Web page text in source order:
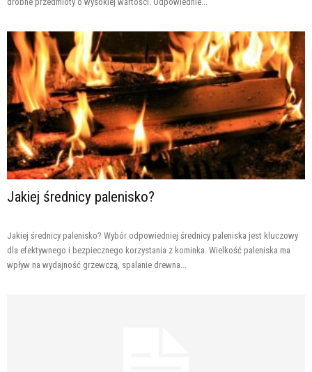
Jakiej średnicy palenisko?
Jakiej średnicy palenisko? Wybór odpowiedniej średnicy paleniska jest kluczowy
dla efektywnego i bezpiecznego korzystania z kominka. Wielkość paleniska ma
wpływ na wydajność grzewczą, spalanie drewna...